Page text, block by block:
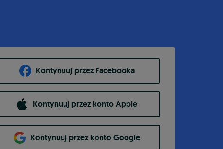
Kontynuuj przez Facebooka
Kontynuuj przez konto Apple
Kontynuuj przez konto Google